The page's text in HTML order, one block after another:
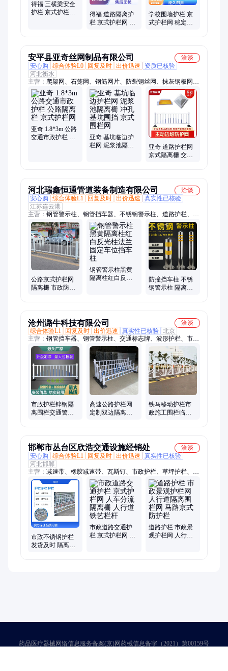
得福 三横梁安全
护栏 京式护栏网
得福 道路隔离护
栏 京式护栏网 高
学校围墙护栏 京
式护栏网 稳定性
安平县亚奇丝网制品有限公司
洽谈
安心购
综合体验L0 回复及时 出价迅速
资质已核验
河北衡水
主营： 爬架网、石笼网、钢筋网片、防裂钢丝网、抹灰钢板网、
重型钢板网、镀锌电焊网、地坪钢丝网片、工程钢丝网片、基坑
护栏网、钢笆片
亚奇 1.8*3m 公路
交通市政护栏 公
亚奇 基坑临边护
栏网 泥浆池隔离
亚奇 道路护栏网
京式隔离栅 交通
河北瑞鑫恒通管道装备制造有限公司
洽谈
安心购
综合体验L1 回复及时 出价迅速
真实性已核验
江苏连云港
主营： 钢管警示柱、钢管挡车器、不锈钢警示柱、道路护栏、可
拆卸警示柱、不锈钢升降柱、玻璃钢标志桩、反光警示柱、钢管
铁立柱、防撞警示柱、钢管隔离柱、水泥标志桩、水泥百米桩、
标志牌标志杆、PVC标志桩、下有电缆标志桩、停车位防撞柱、
公路界标志桩
公路京式护栏网
隔离栅 市政防撞
钢管警示柱黑黄
隔离柱红白反光
防撞挡车柱 不锈
钢警示柱 隔离警
沧州潞牛科技有限公司
洽谈
综合体验L1
回复及时 出价迅速 真实性已核验 北京
主营： 钢管挡车器、钢管警示柱、交通标志牌、波形护栏、市政
护栏、道路标志牌杆、警示柱、玻璃钢标志桩、水泥标志桩
市政护栏锌钢隔
离围栏交通警示
高速公路护栏网
定制双边隔离围
铁马移动护栏市
政施工围栏临时
邯郸市丛台区欣浩交通设施经销处
洽谈
安心购
综合体验L1 回复及时 出价迅速
真实性已核验
河北邯郸
主营： 减速带、橡胶减速带、瓦斯钉、市政护栏、草坪护栏、爆
闪灯、仿真警车、可移动红绿灯、警示柱、轮廓标、凸面镜、箭
头灯、高水马、黄闪红慢、防撞垫、膨胀螺丝、警示灯、减速带
钉、防撞桶、隔离墩、警戒线、标志牌、广角镜、橡胶护角、防
眩板
市政不锈钢护栏
发货及时 隔离防
市政道路交通护
栏 京式护栏网 人
道路护栏 市政景
观护栏网 人行道
药品医疗器械网络信息服务备案(京)网药械信息备字（2021）第00159号